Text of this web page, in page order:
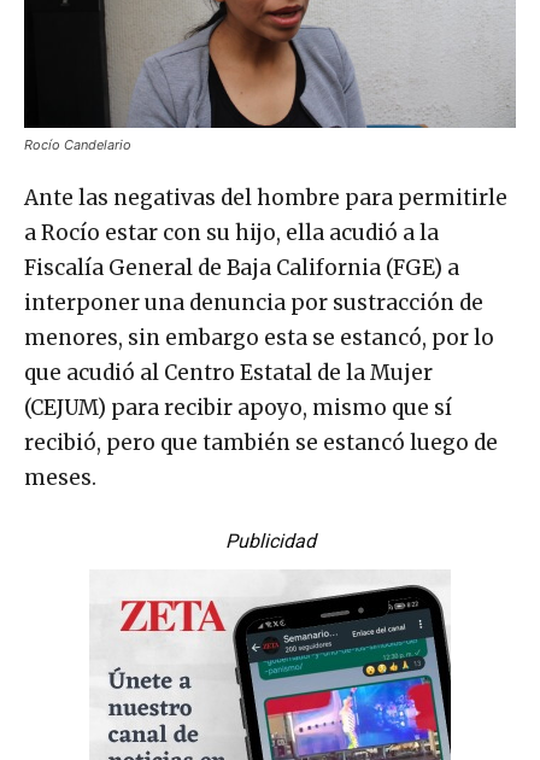
Rocío Candelario
Ante las negativas del hombre para permitirle
a Rocío estar con su hijo, ella acudió a la
Fiscalía General de Baja California (FGE) a
interponer una denuncia por sustracción de
menores, sin embargo esta se estancó, por lo
que acudió al Centro Estatal de la Mujer
(CEJUM) para recibir apoyo, mismo que sí
recibió, pero que también se estancó luego de
meses.
Publicidad